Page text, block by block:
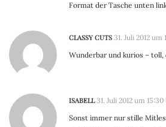
Format der Tasche unten
CLASSY CUTS 31. Juli 2012 um
Wunderbar und kurios –
ISABELL 31. Juli 2012 um
Sonst immer nur stille